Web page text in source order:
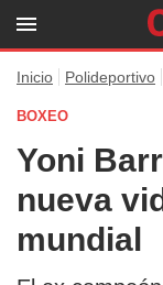
Inicio Polideportivo
BOXEO
Yoni
nueva
mundial